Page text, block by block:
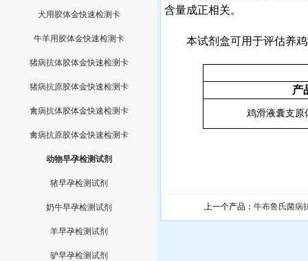
犬用胶体金快速检测卡
牛羊用胶体金快速检测卡
猪病抗体胶体金快速检测卡
猪病抗原胶体金快速检测卡
禽病抗体胶体金快速检测卡
禽病抗原胶体金快速检测卡
动物早孕检测试剂
猪早孕检测试剂
奶牛早孕检测试剂
羊早孕检测试剂
驴早孕检测试剂
含量成正相关。
本试剂盒可用于评估养
产
鸡滑液囊支原
上一个产品： 牛布鲁氏菌病